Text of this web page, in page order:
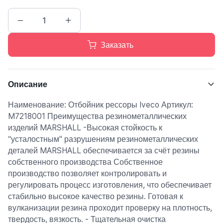
Заказать
Описание
Наименование: Отбойник рессоры Iveco Артикул:
M7218001 Преимущества резинометаллических
изделий MARSHALL -Высокая стойкость к
“усталостным" разрушениям резинометаллических
деталей MARSHALL обеспечивается за счёт резины
собственного производства Собственное
производство позволяет контролировать и
регулировать процесс изготовления, что обеспечивает
стабильно высокое качество резины. Готовая к
вулканизации резина проходит проверку на плотность,
твердость, вязкость. - Тщательная очистка